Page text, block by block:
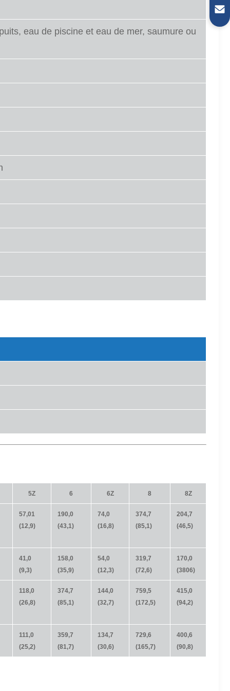
eau de piscine et eau de mer, saumure ou
5Z 6 6Z 8 8Z
57,01
(12,9)
190,0
(43,1)
74,0
(16,8)
374,7
(85,1)
204,7
(46,5)
41,0
(9,3)
158,0
(35,9)
54,0
(12,3)
319,7
(72,6)
170,0
(3806)
118,0
(26,8)
374,7
(85,1)
144,0
(32,7)
759,5
(172,5)
415,0
(94,2)
111,0
(25,2)
359,7
(81,7)
134,7
(30,6)
729,6
(165,7)
400,6
(90,8)